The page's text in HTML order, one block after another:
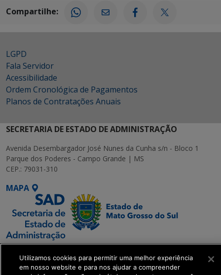
Compartilhe:
LGPD
Fala Servidor
Acessibilidade
Ordem Cronológica de Pagamentos
Planos de Contratações Anuais
SECRETARIA DE ESTADO DE ADMINISTRAÇÃO
Avenida Desembargador José Nunes da Cunha s/n - Bloco 1
Parque dos Poderes - Campo Grande | MS
CEP.: 79031-310
MAPA
SETDIG | Secretaria-
Executiva de
Utilizamos cookies para permitir uma melhor experiência
em nosso website e para nos ajudar a compreender